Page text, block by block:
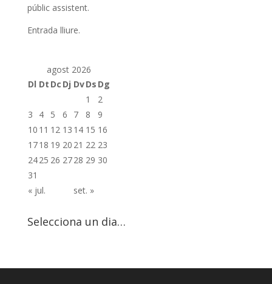
públic assistent.
Entrada lliure.
agost 2026
Dl Dt Dc Dj DvDs Dg
1
2
3
4 5 6 7 8
9
10 11 12 13 14 15 16
1718 19 20 21 22 23
2425 26 2728 29 30
31
« jul.
set. »
Selecciona un dia…